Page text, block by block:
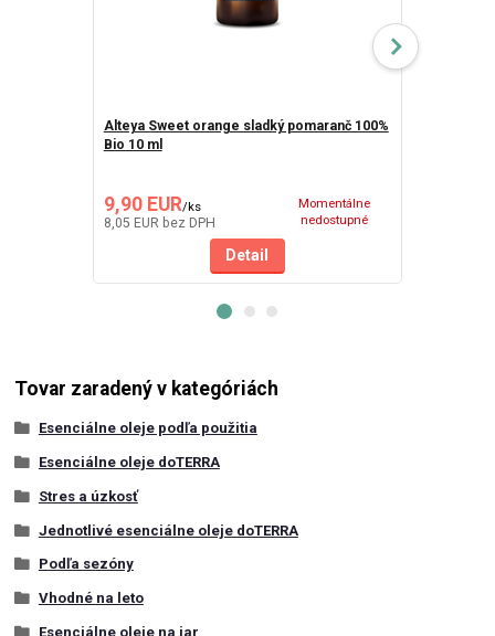
Alteya Sweet orange sladký pomaranč 100%
Bio 10 ml
9,90 EUR/ks
8,05 EUR bez DPH
Momentálne
nedostupné
Detail
Tovar zaradený v kategóriách
Esenciálne oleje podľa použitia
Esenciálne oleje doTERRA
Stres a úzkosť
Jednotlivé esenciálne oleje doTERRA
Podľa sezóny
Vhodné na leto
Esenciálne oleje na jar